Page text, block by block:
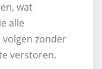
wat
alle
zonder
verstoren.